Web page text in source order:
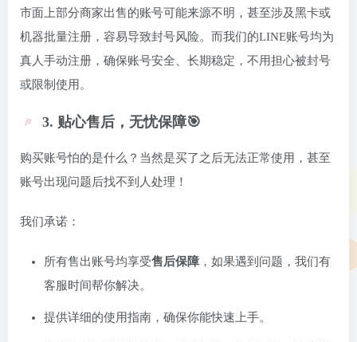
市面上部分商家出售的账号可能来源不明，甚至涉及黑卡或
机器批量注册，容易导致封号风险。而我们的LINE账号均为
真人手动注册，确保账号安全、长期稳定，不用担心被封号
或限制使用。
3. 贴心售后，无忧保障🎯
购买账号怕的是什么？当然是买了之后无法正常使用，甚至
账号出现问题后找不到人处理！
我们承诺：
所有售出账号均享受售后保障 ，如果遇到问题，我们有
客服时间帮你解决。
提供详细的使用指南，确保你能快速上手。